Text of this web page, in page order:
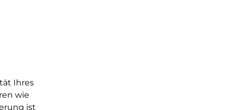
Ihres
wie
ist